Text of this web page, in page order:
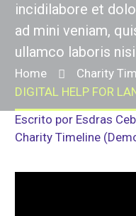
incidilabore et
ad mini veniam,
ullamco laboris
Home
Charity
DIGITAL HELP FOR
Escrito por Esdras
Charity Timeline